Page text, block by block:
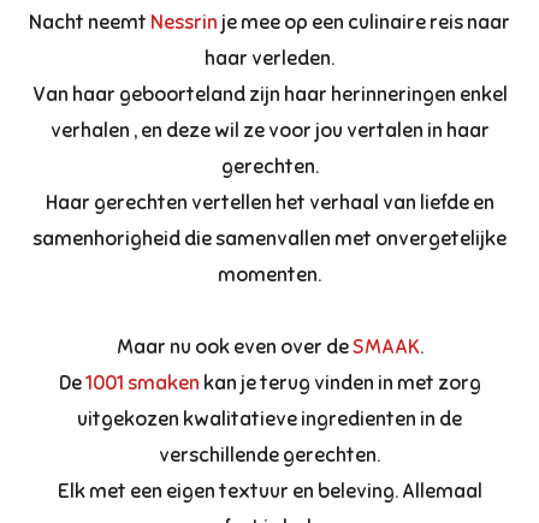
Nacht neemt Nessrin je mee op een culinaire reis naar
haar verleden.
Van haar geboorteland zijn haar herinneringen enkel
verhalen , en deze wil ze voor jou vertalen in haar
gerechten.
Haar gerechten vertellen het verhaal van liefde en
samenhorigheid die samenvallen met onvergetelijke
momenten.
Maar nu ook even over deSMAAK.
De1001 smaken kan je terug vinden in met zorg
uitgekozen kwalitatieve ingredienten in de
verschillende gerechten.
Elk met een eigen textuur en beleving. Allemaal